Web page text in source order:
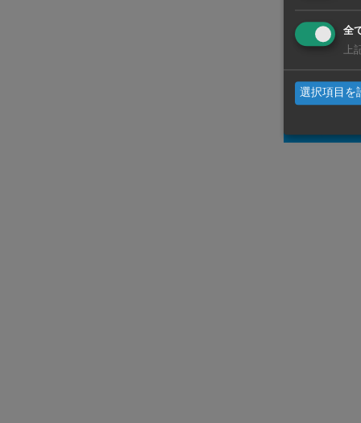
の、サード
全
上
選択項目を